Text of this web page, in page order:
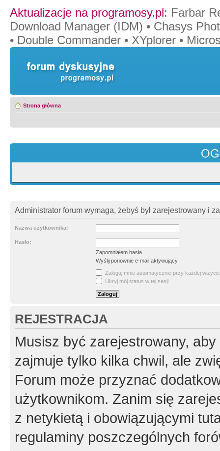
Aktualizacje na programosy.pl: Farbar
Download Manager (IDM) • Chasys
• Double Commander • XYplorer •
Strona główna
Administrator forum wymaga, żebyś był zarejestrowany i
Nazwa użytkownika:
Hasło:
Zapomniałem hasła
Wyślij ponownie e-mail aktywujący
Zaloguj mnie automatycznie przy każdej wizycie
Ukryj mój status w tej sesji
REJESTRACJA
Musisz być zarejestrowany,
zajmuje tylko kilka chwil, ale
Forum może przyznać
użytkownikom. Zanim się
z netykietą i obowiązującymi
regulaminy poszczególnych